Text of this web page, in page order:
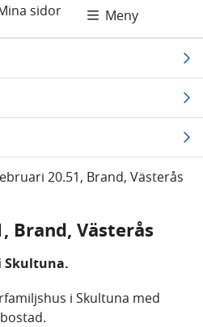
sidor Meny
20.51, Brand, Västerås
Brand, Västerås
Skultuna.
i Skultuna med